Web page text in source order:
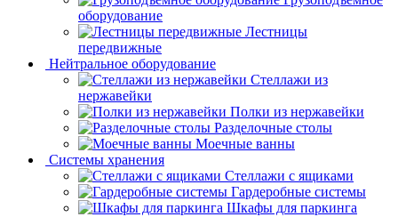
оборудование
Лестницы
передвижные
Нейтральное оборудование
Стеллажи из
нержавейки
Полки из нержавейки
Разделочные столы
Моечные ванны
Системы хранения
Стеллажи с ящиками
Гардеробные системы
Шкафы для паркинга